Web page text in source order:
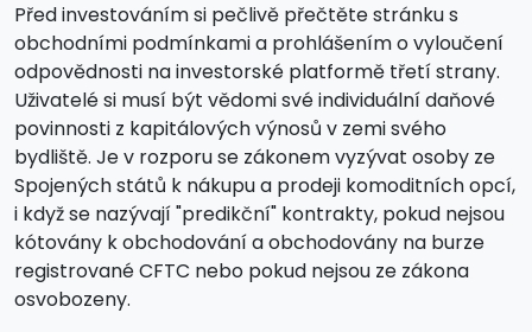
Před investováním si pečlivě přečtěte stránku s
obchodními podmínkami a prohlášením o vyloučení
odpovědnosti na investorské platformě třetí strany.
Uživatelé si musí být vědomi své individuální daňové
povinnosti z kapitálových výnosů v zemi svého
bydliště. Je v rozporu se zákonem vyzývat osoby ze
Spojených států k nákupu a prodeji komoditních opcí,
i když se nazývají "predikční" kontrakty, pokud nejsou
kótovány k obchodování a obchodovány na burze
registrované CFTC nebo pokud nejsou ze zákona
osvobozeny.